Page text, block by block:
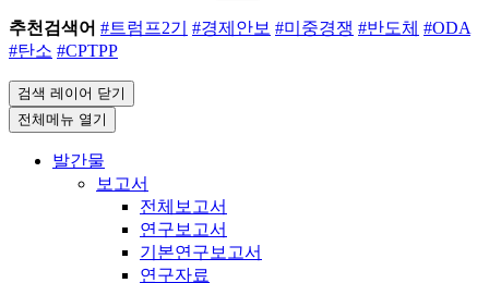
추천검색어 #트럼프2기 #경제안보 #미중경쟁 #반도체 #ODA
#탄소 #CPTPP
검색 레이어 닫기
전체메뉴 열기
발간물
보고서
전체보고서
연구보고서
기본연구보고서
연구자료